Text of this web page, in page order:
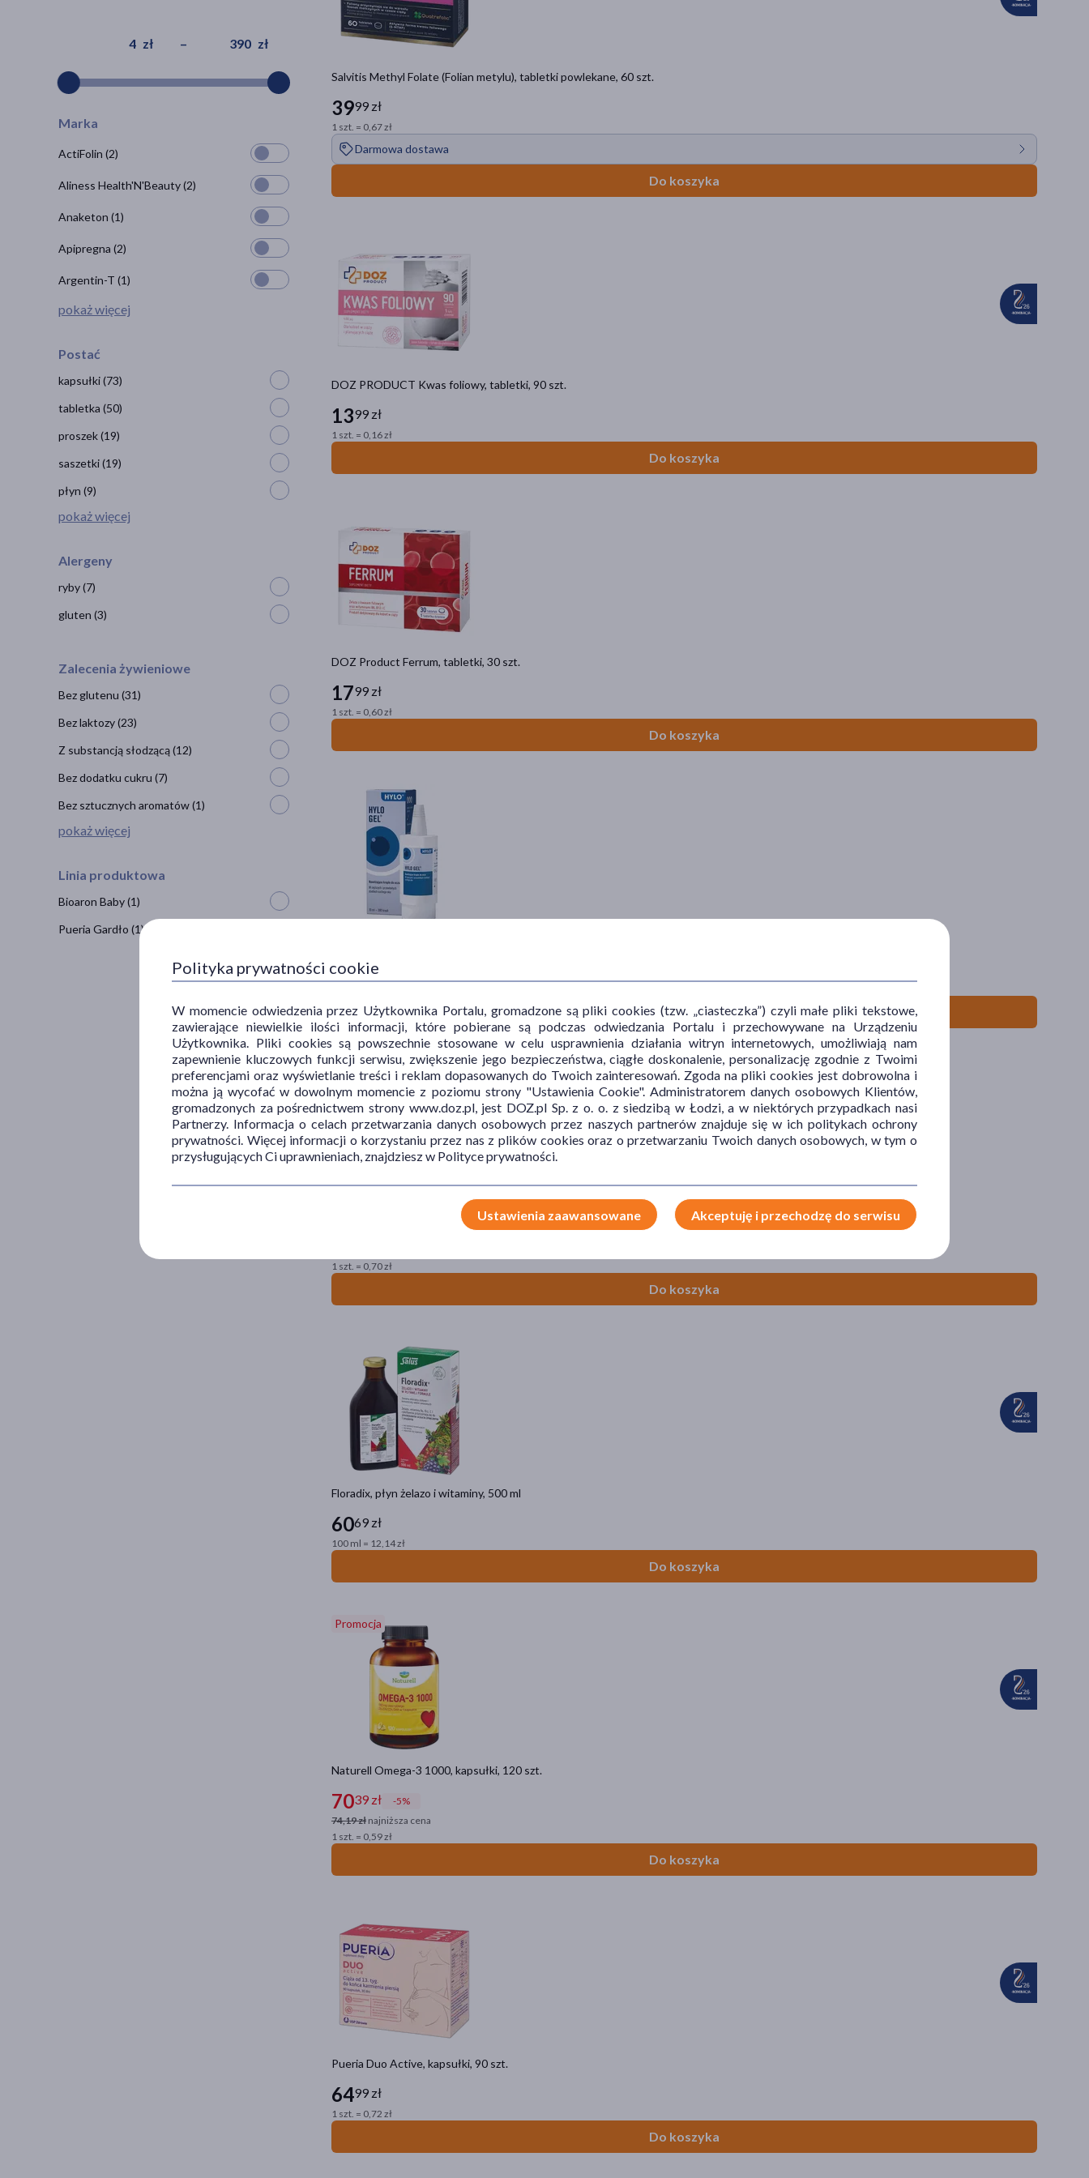
Salvitis Methyl Folate (Folian metylu), tabletki powlekane, 60 szt.
3999 zł
1 szt. = 0,67 zł
Darmowa dostawa
Do koszyka
DOZ PRODUCT Kwas foliowy, tabletki, 90 szt.
1399 zł
1 szt. = 0,16 zł
Do koszyka
DOZ Product Ferrum, tabletki, 30 szt.
1799 zł
1 szt. = 0,60 zł
Do koszyka
5259 zł
Do koszyka
Prenatal Duo, II i III trymestr ciąży, kapsułki, 30 szt. Classic + 60 szt. DHA
1 szt. = 0,70 zł
Do koszyka
Floradix, płyn żelazo i witaminy, 500 ml
6069 zł
100 ml = 12,14 zł
Do koszyka
Promocja
Naturell Omega-3 1000, kapsułki, 120 szt.
7039 zł
-5%
74,19 zł najniższa cena
1 szt. = 0,59 zł
Do koszyka
Pueria Duo Active, kapsułki, 90 szt.
6499 zł
1 szt. = 0,72 zł
Do koszyka
zł – zł
Marka
ActiFolin (2)
Aliness Health'N'Beauty(2)
Anaketon (1)
Apipregna (2)
Argentin-T (1)
pokaż więcej
Postać
kapsułki(73)
tabletka (50)
proszek(19)
saszetki(19)
płyn (9)
pokaż więcej
Alergeny
ryby(7)
gluten (3)
Zalecenia żywieniowe
Bez glutenu (31)
Bez laktozy(23)
Z substancją słodzącą(12)
Bez dodatku cukru (7)
Bez sztucznych aromatów(1)
pokaż więcej
Linia produktowa
Bioaron Baby(1)
Pueria Gardło (1)
Polityka prywatności cookie
W momencie odwiedzenia przez Użytkownika Portalu, gromadzone są pliki cookies (tzw. „ciasteczka”) czyli małe pliki tekstowe,
zawierające niewielkie ilości informacji, które pobierane są podczas odwiedzania Portalu i przechowywane na Urządzeniu
Użytkownika. Pliki cookies są powszechnie stosowane w celu usprawnienia działania witryn internetowych, umożliwiają nam
zapewnienie kluczowych funkcji serwisu, zwiększenie jego bezpieczeństwa, ciągłe doskonalenie, personalizację zgodnie z Twoimi
preferencjami oraz wyświetlanie treści i reklam dopasowanych do Twoich zainteresowań. Zgoda na pliki cookies jest dobrowolna i
można ją wycofać w dowolnym momencie z poziomu strony "Ustawienia Cookie". Administratorem danych osobowych Klientów,
gromadzonych za pośrednictwem strony www.doz.pl, jest DOZ.pl Sp. z o. o. z siedzibą w Łodzi, a w niektórych przypadkach nasi
Partnerzy. Informacja o celach przetwarzania danych osobowych przez naszych partnerów znajduje się w ich politykach ochrony
prywatności. Więcej informacji o korzystaniu przez nas z plików cookies oraz o przetwarzaniu Twoich danych osobowych, w tym o
przysługujących Ci uprawnieniach, znajdziesz w Polityce prywatności.
Ustawienia zaawansowane Akceptuję i przechodzę do serwisu